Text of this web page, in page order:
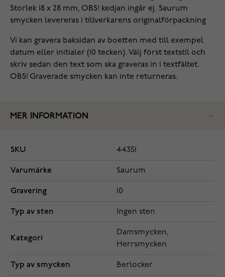
Storlek 18 x 28 mm, OBS! kedjan ingår ej. Saurum
smycken levereras i tillverkarens originalförpackning
Vi kan gravera baksidan av boetten med till exempel
datum eller initialer (10 tecken). Välj först textstil och
skriv sedan den text som ska graveras in i textfältet.
OBS! Graverade smycken kan inte returneras.
MER INFORMATION
SKU 44351
Varumärke Saurum
Gravering 10
Typ av sten Ingen sten
Kategori
Damsmycken,
Herrsmycken
Typ av smycken Berlocker